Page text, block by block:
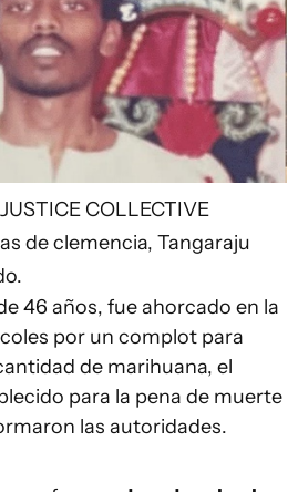
COLLECTIVE
de clemencia, Tangaraju
46 años, fue ahorcado en la
por un complot para
de marihuana, el
para la pena de muerte
las autoridades.